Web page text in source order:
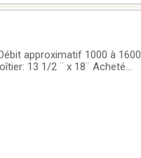
approximatif 1000 à 1600